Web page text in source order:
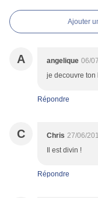
Ajouter
A angelique 06/
je decouvre ton
Répondre
C Chris 27/06/
Il est divin !
Répondre